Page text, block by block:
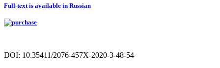
Full-text is available in Russian
DOI: 10.35411/2076-457X-2020-3-48-54